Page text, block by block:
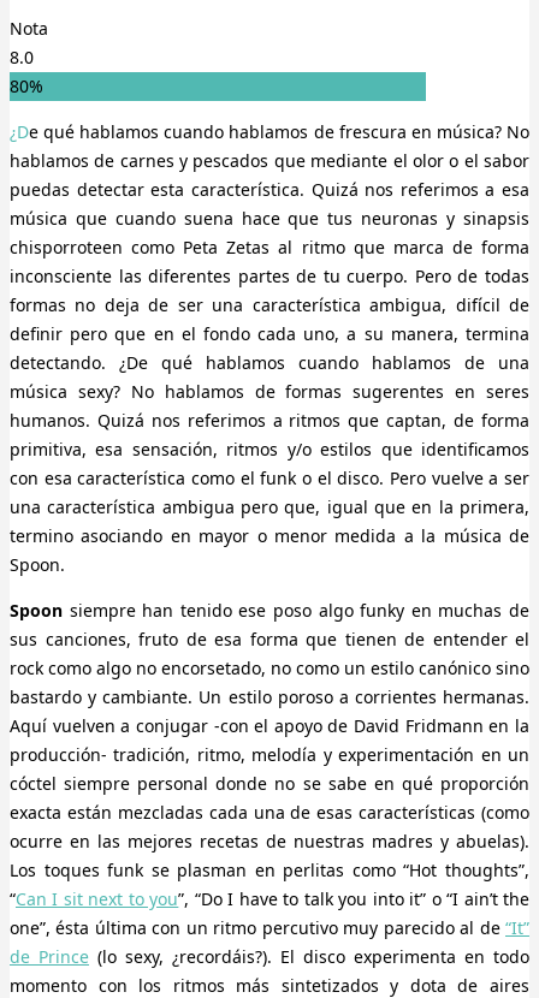
Nota
8.0
80%
¿De qué hablamos cuando hablamos de frescura en música? No
hablamos de carnes y pescados que mediante el olor o el sabor
puedas detectar esta característica. Quizá nos referimos a esa
música que cuando suena hace que tus neuronas y sinapsis
chisporroteen como Peta Zetas al ritmo que marca de forma
inconsciente las diferentes partes de tu cuerpo. Pero de todas
formas no deja de ser una característica ambigua, difícil de
definir pero que en el fondo cada uno, a su manera, termina
detectando. ¿De qué hablamos cuando hablamos de una
música sexy? No hablamos de formas sugerentes en seres
humanos. Quizá nos referimos a ritmos que captan, de forma
primitiva, esa sensación, ritmos y/o estilos que identificamos
con esa característica como el funk o el disco. Pero vuelve a ser
una característica ambigua pero que, igual que en la primera,
termino asociando en mayor o menor medida a la música de
Spoon.
Spoon siempre han tenido ese poso algo funky en muchas de
sus canciones, fruto de esa forma que tienen de entender el
rock como algo no encorsetado, no como un estilo canónico sino
bastardo y cambiante. Un estilo poroso a corrientes hermanas.
Aquí vuelven a conjugar -con el apoyo de David Fridmann en la
producción- tradición, ritmo, melodía y experimentación en un
cóctel siempre personal donde no se sabe en qué proporción
exacta están mezcladas cada una de esas características (como
ocurre en las mejores recetas de nuestras madres y abuelas).
Los toques funk se plasman en perlitas como “Hot thoughts”,
“Can I sit next to you”, “Do I have to talk you into it” o “I ain’t the
one”, ésta última con un ritmo percutivo muy parecido al de “It”
de Prince (lo sexy, ¿recordáis?). El disco experimenta en todo
momento con los ritmos más sintetizados y dota de aires